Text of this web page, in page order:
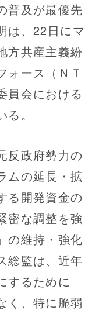
普及が最優先
は、22日にマ
方共産主義紛
ォース（ＮＴ
員会における
。
反政府勢力の
ムの延長・拡
る開発資金の
密な調整を強
の維持・強化
総監は、近年
するために
く、特に脆弱